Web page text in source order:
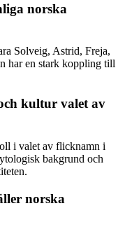
norska
Solveig, Astrid, Freja,
har en stark koppling till
kultur valet av
i valet av flicknamn i
bakgrund och
norska